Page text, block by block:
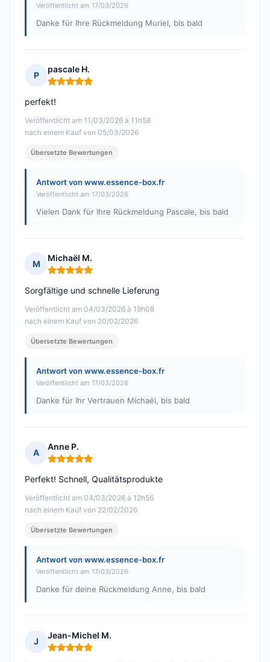
Veröffentlicht am 17/03/2026
Danke für Ihre Rückmeldung Muriel, bis bald
P
pascale H.
Hinweis: 5 von 5
Veröffentlicht am 11/03/2026 à 11h58
nach einem Kauf von 05/03/2026
perfekt!
Übersetzte Bewertungen
Antwort von www.essence-box.fr
Veröffentlicht am 17/03/2026
Vielen Dank für Ihre Rückmeldung Pascale, bis bald
M
Michaël M.
Hinweis: 5 von 5
Veröffentlicht am 04/03/2026 à 19h08
nach einem Kauf von 20/02/2026
Sorgfältige und schnelle Lieferung
Übersetzte Bewertungen
Antwort von www.essence-box.fr
Veröffentlicht am 17/03/2026
Danke für Ihr Vertrauen Michaël, bis bald
A
Anne P.
Hinweis: 5 von 5
Veröffentlicht am 04/03/2026 à 12h56
nach einem Kauf von 22/02/2026
Perfekt! Schnell, Qualitätsprodukte
Übersetzte Bewertungen
Antwort von www.essence-box.fr
Veröffentlicht am 17/03/2026
Danke für deine Rückmeldung Anne, bis bald
J
Jean-Michel M.
Hinweis: 5 von 5